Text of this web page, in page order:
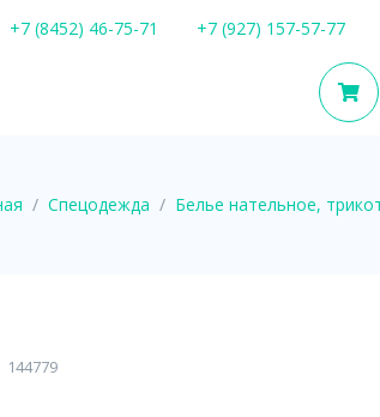
+7 (8452) 46-75-71 +7 (927) 157-57-77
Спецодежда Белье нательное,
144779